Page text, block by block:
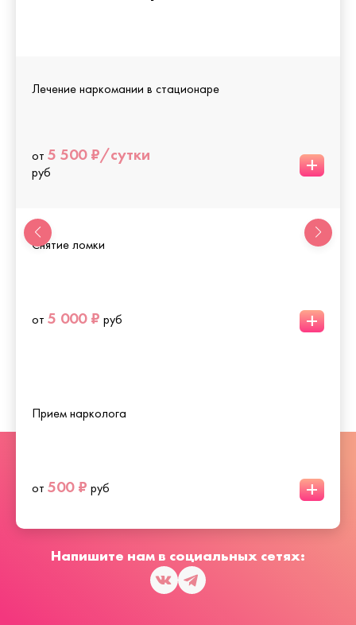
Лечение наркомании в стационаре
от 5 500 ₽/сутки
руб +
Снятие ломки
от 5 000 ₽ руб +
Прием нарколога
от 500 ₽ руб +
Напишите нам в социальных сетях: